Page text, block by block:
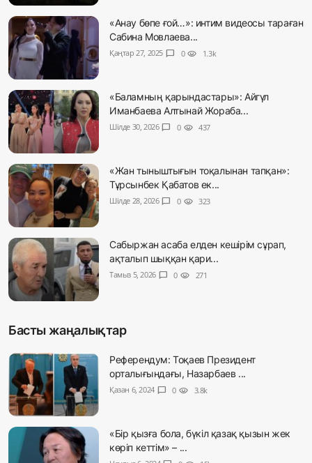
«Анау бөпе ғой…»: интим видеосы тараған
Сабина Мовлаева...
Қаңтар 27, 2025 chat_bubble 0 visibility 1.3k
«Баламның қарындастары»: Айгүл
Иманбаева Алтынай Жораба...
Шілде 30, 2026 chat_bubble 0 visibility 437
«Жан тыныштығын тоқалынан тапқан»:
Тұрсынбек Қабатов ек...
Шілде 28, 2026 chat_bubble 0 visibility 323
Сабыржан асаба елден кешірім сұрап,
ақталып шыққан қари...
Тамыз 5, 2026 chat_bubble 0 visibility 271
Басты жаңалықтар
Референдум: Тоқаев Президент
орталығындағы, Назарбаев ...
Қазан 6, 2024 chat_bubble 0 visibility 3.8k
«Бір қызға бола, бүкіл қазақ қызын жек
көріп кеттім» – ...